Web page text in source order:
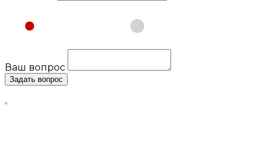
Юридическое лицо
Ваш вопрос
Задать вопрос